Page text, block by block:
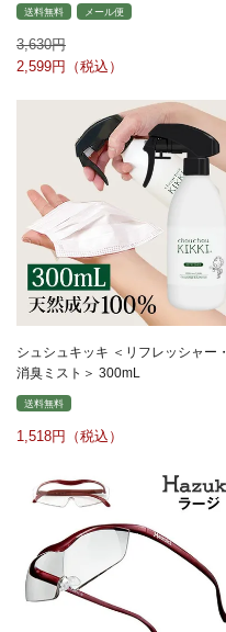
送料無料 メール便
3,630
2,599
シュシュキッキ ＜リフレッシャー・
消臭ミスト＞ 300mL
送料無料
1,518